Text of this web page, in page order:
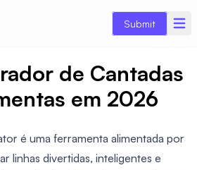
Submit
de Cantadas
em 2026
é uma ferramenta alimentada por
linhas divertidas, inteligentes e